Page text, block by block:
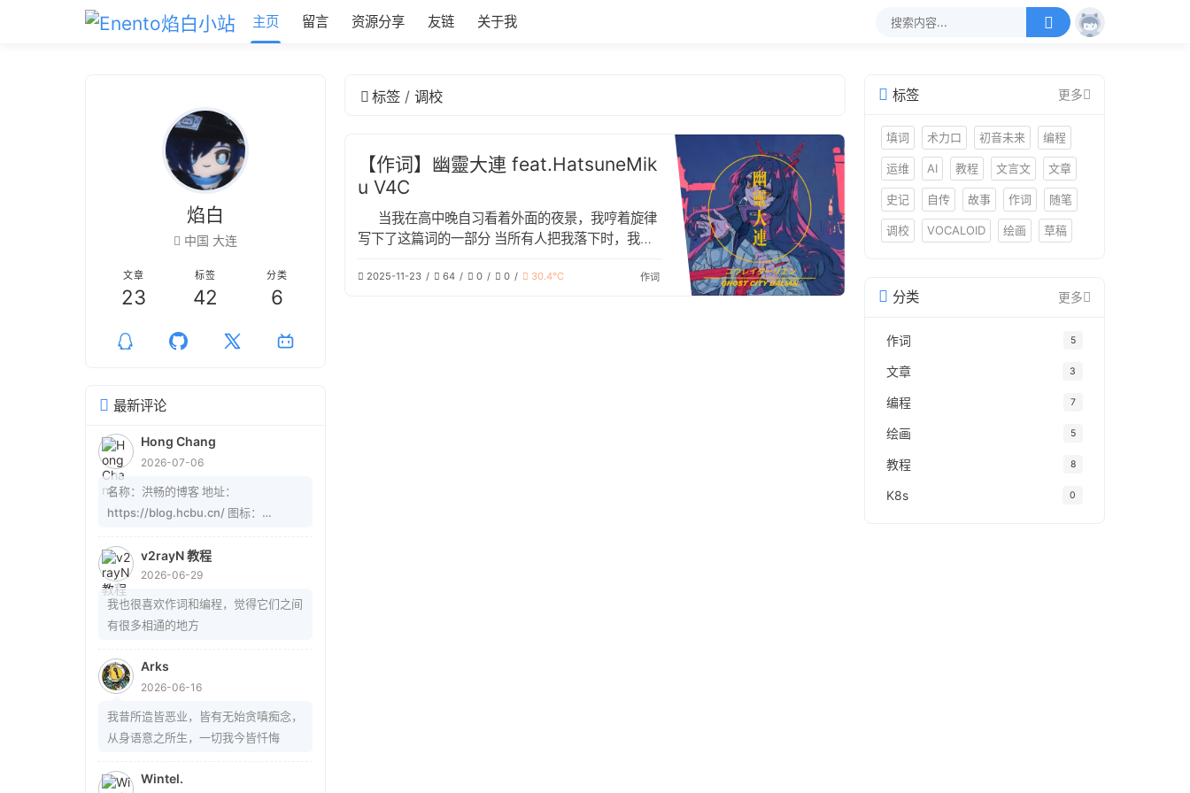
主页 留言 资源分享 友链 关于我
标签 调校
【作词】幽靈大連 feat.HatsuneMik
u V4C
当我在高中晚自习看着外面的夜景，我哼着旋律
写下了这篇词的一部分 当所有人把我落下时，我的
耀眼的城市，也不过只是一只幽灵。 大学的我，坐
2025-11-23 64 0 0 30.4℃ 作词
焰白
中国 大连
文章
23
标签
42
分类
6
最新评论
Hong Chang
2026-07-06
名称：洪畅的博客 地址：
https://blog.hcbu.cn/ 图标：
aw/master/20260607223324364.
webp 描述：想，全是问题；做，才有
答案。 订阅：
https://blog.hcbu.cn/atom.xml
v2rayN 教程
2026-06-29
我也很喜欢作词和编程，觉得它们之间
有很多相通的地方
Arks
2026-06-16
我昔所造皆恶业，皆有无始贪嗔痴念，
从身语意之所生，一切我今皆忏悔
Wintel.
标签 更多
填词 术力口 初音未来 编程
运维 AI 教程 文言文 文章
史记 自传 故事 作词 随笔
调校 VOCALOID 绘画 草稿
分类 更多
作词 5
文章 3
编程 7
绘画 5
教程 8
K8s 0